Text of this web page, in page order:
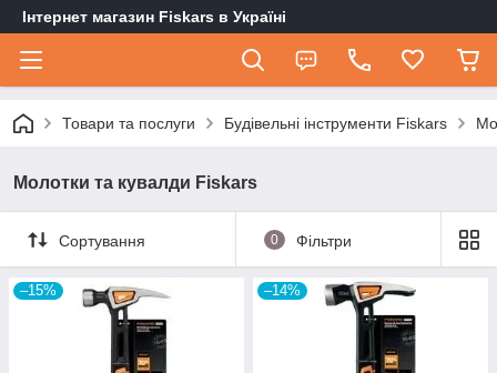
Інтернет магазин Fiskars в Україні
Товари та послуги Будівельні інструменти Fiskars
Молотки та кувалди Fiskars
Сортування 0 Фільтри
–15% –14%